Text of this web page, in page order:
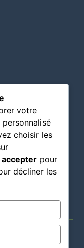
votre
choisir les
pour
décliner les